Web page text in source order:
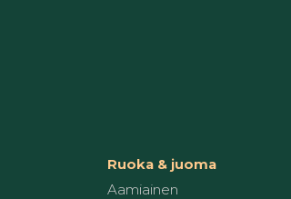
Ruoka & juoma
Aamiainen